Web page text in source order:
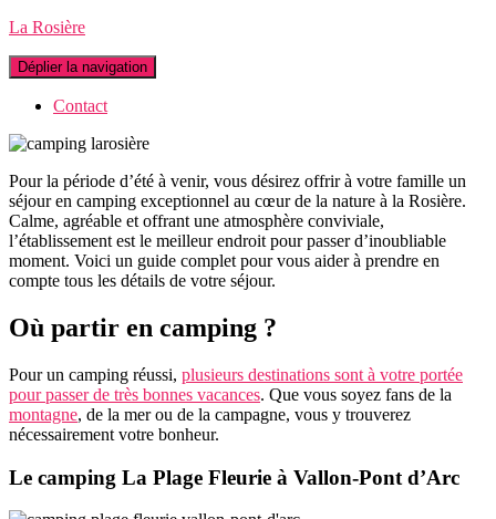
La Rosière
Déplier la navigation
Contact
Pour la période d’été à venir, vous désirez offrir à votre famille un
séjour en camping exceptionnel au cœur de la nature à la Rosière.
Calme, agréable et offrant une atmosphère conviviale,
l’établissement est le meilleur endroit pour passer d’inoubliable
moment. Voici un guide complet pour vous aider à prendre en
compte tous les détails de votre séjour.
Où partir en camping ?
Pour un camping réussi, plusieurs destinations sont à votre portée
pour passer de très bonnes vacances. Que vous soyez fans de la
montagne, de la mer ou de la campagne, vous y trouverez
nécessairement votre bonheur.
Le camping La Plage Fleurie à Vallon-Pont d’Arc